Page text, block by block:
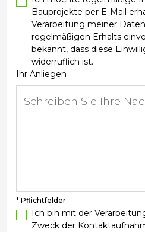
Bauprojekte per E-Mail
Verarbeitung meiner
regelmäßigen Erhalts
bekannt, dass diese
widerruflich ist.
Ihr Anliegen
* Pflichtfelder
Ich bin mit der
Zweck der